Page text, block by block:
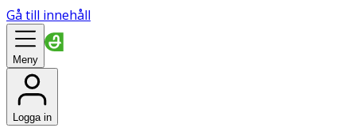
Gå till innehåll
Meny
Logga in